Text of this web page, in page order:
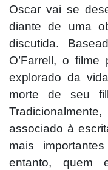
Oscar vai se
diante de uma
discutida.
O’Farrell, o
explorado da
morte de seu
associado à
mais
entanto, quem